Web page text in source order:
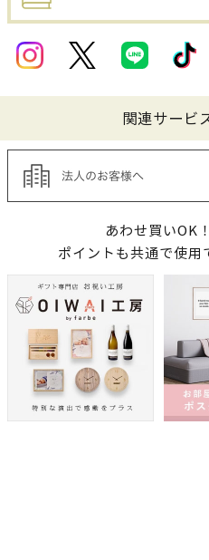
関連サービ
あわせ買いOK！
ポイントも共通で使用